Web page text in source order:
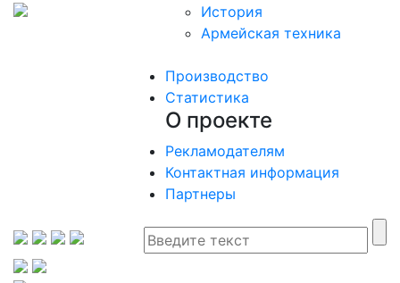
История
Армейская техника
Производство
Статистика
О проекте
Рекламодателям
Контактная информация
Партнеры